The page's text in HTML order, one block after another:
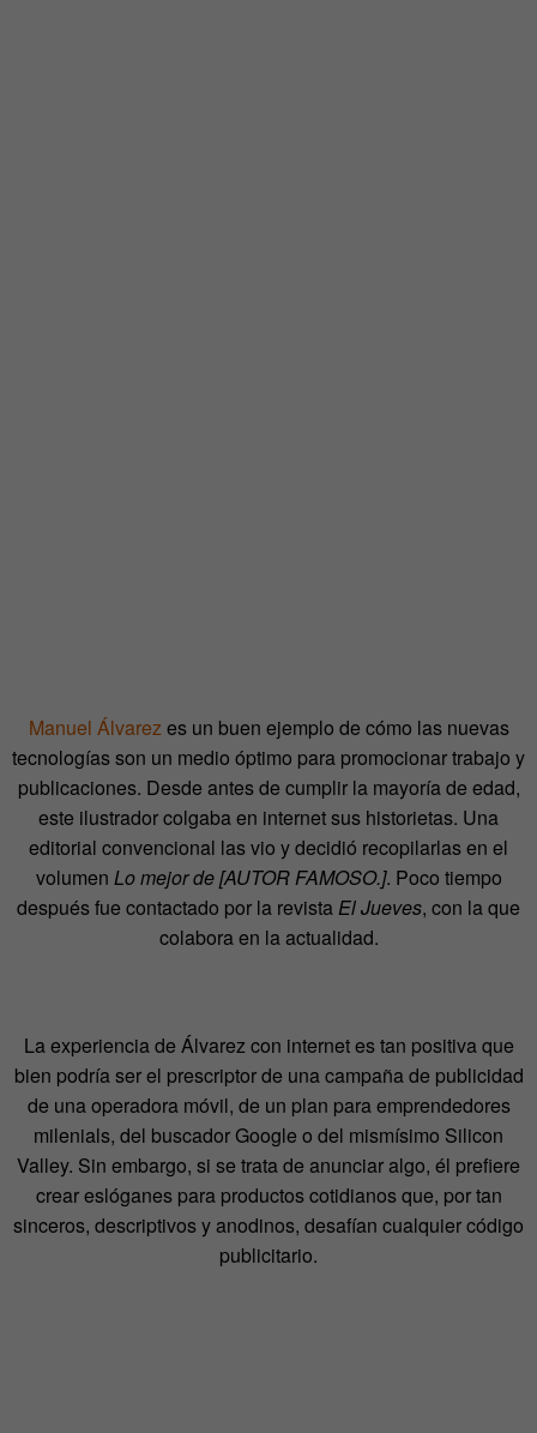
Manuel Álvarezes un buen ejemplo de cómo las nuevas
tecnologías son un medio óptimo para promocionar trabajo y
publicaciones. Desde antes de cumplir la mayoría de edad,
este ilustrador colgaba en internet sus historietas. Una
editorial convencional las vio y decidió recopilarlas en el
volumen Lo mejor de [AUTOR FAMOSO.]. Poco tiempo
después fue contactado por la revistaEl Jueves, con la que
colabora en la actualidad.
La experiencia de Álvarez con internet es tan positiva que
bien podría ser el prescriptor de una campaña de publicidad
de una operadora móvil, de un plan para emprendedores
milenials, del buscador Google o del mismísimo Silicon
Valley. Sin embargo, si se trata de anunciar algo, él prefiere
crear eslóganes para productos cotidianos que, por tan
sinceros, descriptivos y anodinos, desafían cualquier código
publicitario.